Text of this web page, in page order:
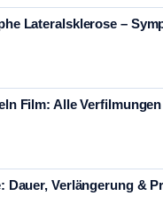
Lateralsklerose –
Film: Alle
Dauer, Verlängerung &